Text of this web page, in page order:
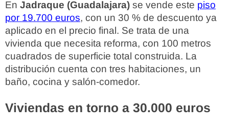
En Jadraque (Guadalajara) se vende este piso
por 19.700 euros, con un 30 % de descuento ya
aplicado en el precio final. Se trata de una
vivienda que necesita reforma, con 100 metros
cuadrados de superficie total construida. La
distribución cuenta con tres habitaciones, un
baño, cocina y salón-comedor.
Viviendas en torno a 30.000 euros